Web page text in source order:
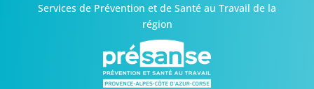
Services de Prévention et de Santé au Travail de la
région